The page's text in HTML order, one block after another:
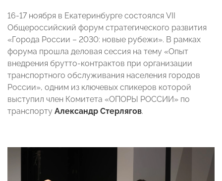
16-17 ноября в Екатеринбурге состоялся VII
Общероссийский форум стратегического развития
«Города России – 2030: новые рубежи». В рамках
форума прошла деловая сессия на тему «Опыт
внедрения брутто-контрактов при организации
транспортного обслуживания населения городов
России», одним из ключевых спикеров которой
выступил член Комитета «ОПОРЫ РОССИИ» по
транспорту Александр Стерлягов.